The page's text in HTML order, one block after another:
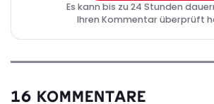
Es kann bis zu 24 Stunden
Ihren Kommentar überprüft
16 KOMMENTARE